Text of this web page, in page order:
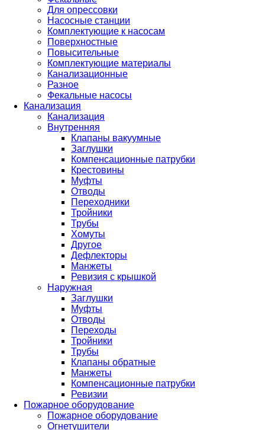
Для опрессовки
Насосные станции
Комплектующие к насосам
Поверхностные
Повысительные
Комплектующие материалы
Канализационные
Разное
Фекальные насосы
Канализация
Канализация
Внутренняя
Клапаны вакуумные
Заглушки
Компенсационные патрубки
Крестовины
Муфты
Отводы
Переходники
Тройники
Трубы
Хомуты
Другое
Дефлекторы
Манжеты
Ревизия с крышкой
Наружная
Заглушки
Муфты
Отводы
Переходы
Тройники
Трубы
Клапаны обратные
Манжеты
Компенсационные патрубки
Ревизии
Пожарное оборудование
Пожарное оборудование
Огнетушители